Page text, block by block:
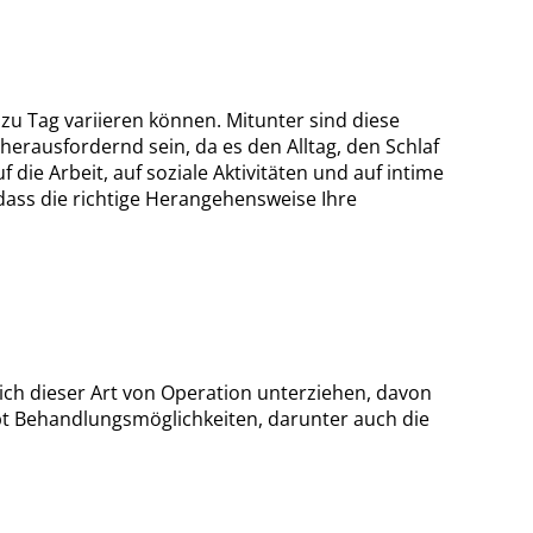
Tag variieren können. Mitunter sind diese
sein, da es den Alltag, den Schlaf
die Arbeit, auf soziale Aktivitäten und auf intime
die richtige Herangehensweise Ihre
dieser Art von Operation unterziehen, davon
Behandlungsmöglichkeiten, darunter auch die